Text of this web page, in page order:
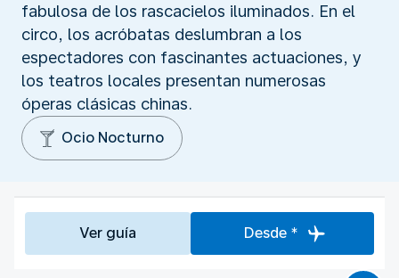
fabulosa de los rascacielos iluminados. En el
circo, los acróbatas deslumbran a los
espectadores con fascinantes actuaciones, y
los teatros locales presentan numerosas
óperas clásicas chinas.
Ocio Nocturno
Ver guía Desde *